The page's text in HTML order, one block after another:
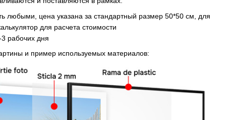
любыми, цена указана за стандартный размер 50*50 см, для
для расчета стоимости
3 рабочих дня
и пример используемых материалов: